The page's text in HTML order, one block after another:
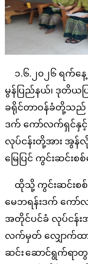
၁.၆.၂၀၂၆ ရက်န
မွန်ပြည်နယ်၊ ဒုတိယပ
ခရိုင်တာဝန်ခံတို့သည်
ဒက် ကော်လက်ရှင်နှင့်
လုပ်ငန်းတို့အား အွန်လို
မြေပြင် ကွင်းဆင်း
ထိုသို့ ကွင်းဆင်းစစ်
မေဘရန်းဒက် ကော်လ
အတိုင်ပင်ခံ လုပ်ငန်း
လက်မှတ် လျှောက်ထာ
ဆင်းဆောင်ရွက်ရာ